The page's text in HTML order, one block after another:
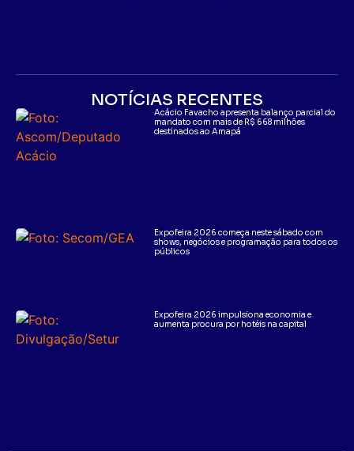
NOTÍCIAS RECENTES
Acácio Favacho apresenta balanço parcial do
mandato com mais de R$ 668 milhões
destinados ao Amapá
Expofeira 2026 começa neste sábado com
shows, negócios e programação para todos os
públicos
Expofeira 2026 impulsiona economia e
aumenta procura por hotéis na capital